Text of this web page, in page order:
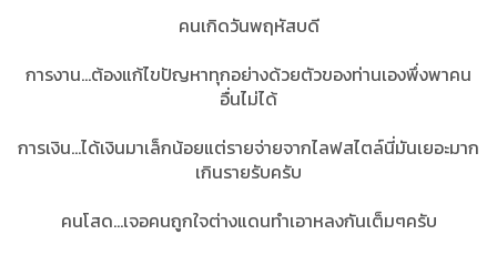
คนเกิดวันพฤหัสบดี
การงาน...ต้องแก้ไขปัญหาทุกอย่างด้วยตัวของท่านเองพึ่งพาคน
อื่นไม่ได้
การเงิน...ได้เงินมาเล็กน้อยแต่รายจ่ายจากไลฟสไตล์นี่มันเยอะมาก
เกินรายรับครับ
คนโสด...เจอคนถูกใจต่างแดนทำเอาหลงกันเต็มๆครับ